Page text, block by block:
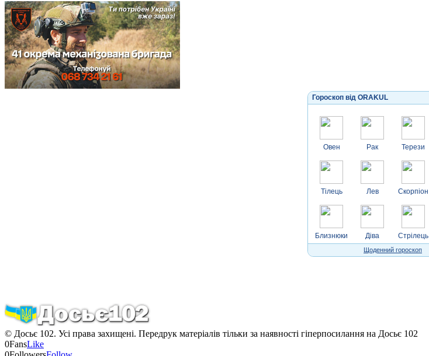
Гороскоп від ORAKUL
Овен
Тілець
Близнюки
Рак
Лев
Діва
Терези
Скорпіон
Стрілець
Щоденний гороскоп
© Досьє 102. Усі права захищені. Передрук матеріалів тільки за наявності гіперпосилання на Досьє 102
0FansLike